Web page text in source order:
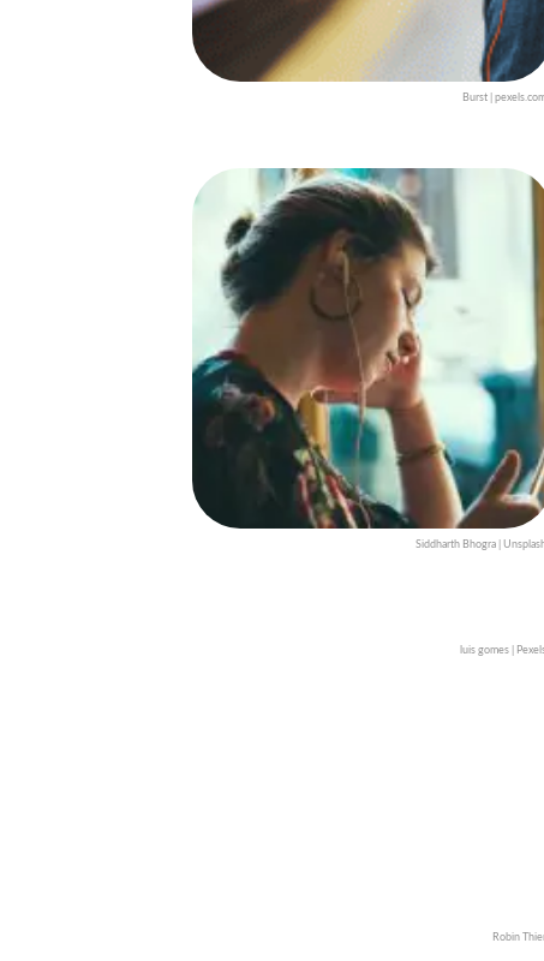
Burst |
Siddharth Bhogra |
luis gomes |
Robin